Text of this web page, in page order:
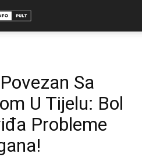
Sa
U Tijelu: Bol
Probleme